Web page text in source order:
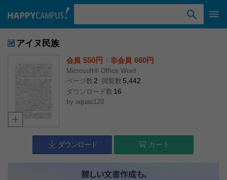
アイヌ民族
会員 550円 非会員 660円
Microsoft® Office Word
ページ数 2 閲覧数 5,442
ダウンロード数 16
by aquas120
ダウンロード カート